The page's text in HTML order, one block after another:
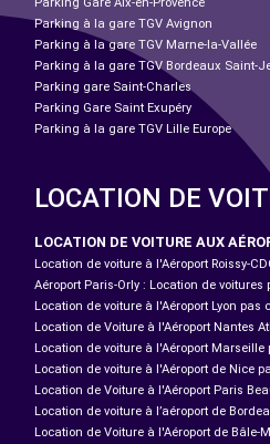
Parking à la gare TGV Avignon
Parking à la gare TGV Marne-la-Vallée
Parking à la gare TGV Bordeaux Saint-
Parking gare Saint-Charles
Parking Gare Saint Exupéry
Parking à la gare TGV Lille Europe
LOCATION DE
LOCATION DE VOITURE AUX
Location de voiture à l'Aéroport Roissy-
Aéroport Paris-Orly : Location de voitures
Location de voiture à l'Aéroport Lyon pas
Location de Voiture à l'Aéroport Nantes
Location de voiture à l'Aéroport Marseille
Location de voiture à l'Aéroport de Nice
Location de Voiture à l'Aéroport Paris
Location de voiture à l’aéroport de
Location de Voiture à l'Aéroport de Bâle-